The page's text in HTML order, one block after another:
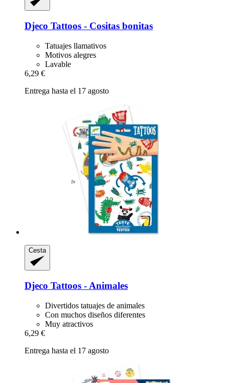
Djeco Tattoos -​ Cositas bonitas
Tatuajes llamativos
Motivos alegres
Lavable
6,29 €
Entrega hasta el 17 agosto
Cesta
Djeco Tattoos -​ Animales
Divertidos tatuajes de animales
Con muchos diseños diferentes
Muy atractivos
6,29 €
Entrega hasta el 17 agosto